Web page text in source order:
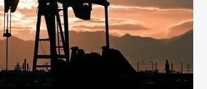
Luces
Del Siglo